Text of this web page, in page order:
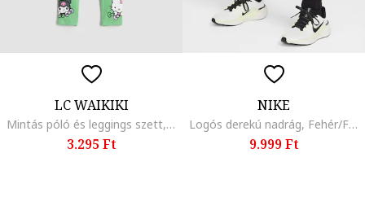
LC WAIKIKI
Mintás póló és leggings szett, Fehér/Világoszöld/Antracitszürke
3.295 Ft
NIKE
Logós derekú nadrág, Fehér/Fekete
9.999 Ft